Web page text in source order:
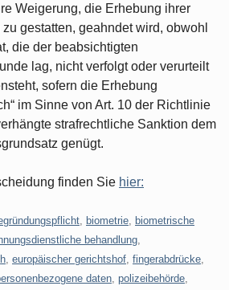
Weigerung, die Erhebung ihrer
gestatten, geahndet wird, obwohl
die der beabsichtigten
lag, nicht verfolgt oder verurteilt
sofern die Erhebung
im Sinne von Art. 10 der Richtlinie
strafrechtliche Sanktion dem
genügt.
finden Sie hier:
biometrie
biometrische
behandlung
europäischer gerichtshof fingerabdrücke
daten polizeibehörde